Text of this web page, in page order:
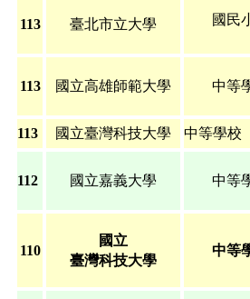
113 臺北市立大學 國民
113 國立高雄師範大學 中等
113 國立臺灣科技大學 中等學校
112 國立嘉義大學 中等
110
國立
臺灣科技大學
中等